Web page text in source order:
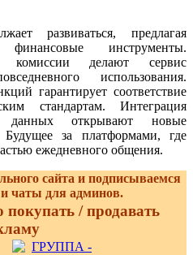
развиваться, предлагая
финансовые инструменты.
комиссии делают сервис
использования.
гарантирует соответствие
стандартам. Интеграция
открывают новые
за платформами, где
ежедневного общения.
сайта и подписываемся
чаты для админов.
/ продавать